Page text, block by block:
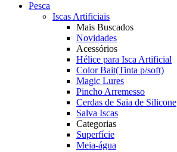
Pesca
Iscas Artificiais
Mais Buscados
Novidades
Acessórios
Hélice para Isca Artificial
Color Bait(Tinta p/soft)
Magic Lures
Pincho Arremesso
Cerdas de Saia de Silicone
Salva Iscas
Categorias
Superfície
Meia-água